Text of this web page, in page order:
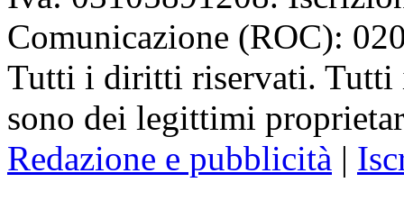
Comunicazione (ROC):
Tutti i diritti riservati. Tutti
sono dei legittimi
Redazione e pubblicità |